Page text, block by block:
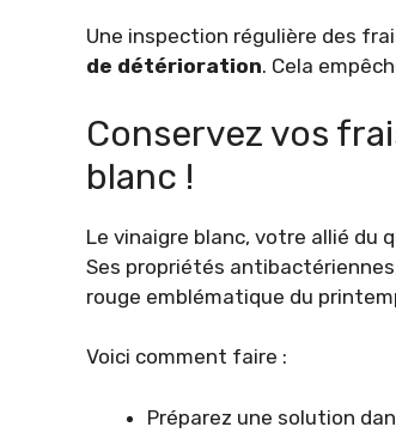
Une inspection régulière des
de détérioration. Cela
Conservez vos
blanc !
Le vinaigre blanc, votre allié du
Ses propriétés
rouge emblématique du
Voici comment faire :
Préparez une solution